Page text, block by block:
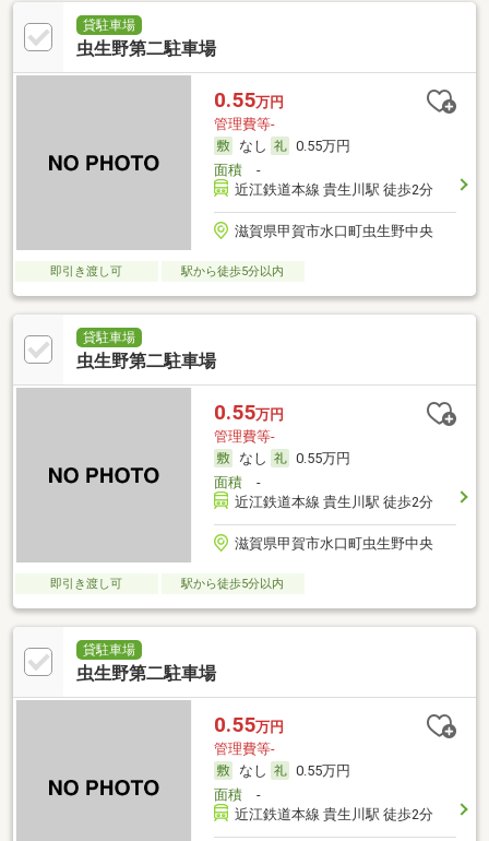
貸駐車場
虫生野第二駐車場
0.55万円
管理費等-
なし
0.55万円
面積-
近江鉄道本線 貴生川駅 徒歩2分
滋賀県甲賀市水口町虫生野中央
即引き渡し可 駅から徒歩5分以内
貸駐車場
虫生野第二駐車場
0.55万円
管理費等-
なし
0.55万円
面積-
近江鉄道本線 貴生川駅 徒歩2分
滋賀県甲賀市水口町虫生野中央
即引き渡し可 駅から徒歩5分以内
貸駐車場
虫生野第二駐車場
0.55万円
管理費等-
なし
0.55万円
面積-
近江鉄道本線 貴生川駅 徒歩2分